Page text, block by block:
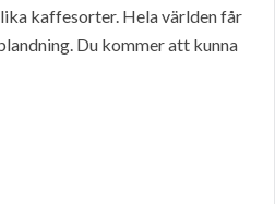
kaffesorter. Hela världen får
Du kommer att kunna